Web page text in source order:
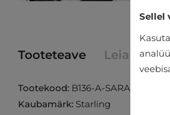
Tooteteave Leia
Tootekood: B136-A-SARAH
Kaubamärk: Starling
Sellel